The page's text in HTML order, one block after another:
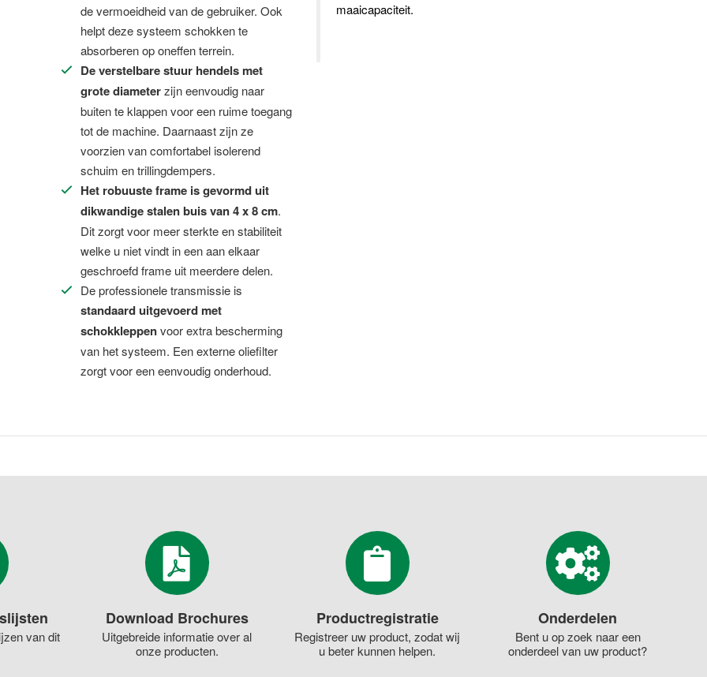
de vermoeidheid van de gebruiker. Ook
helpt deze systeem schokken te
absorberen op oneffen terrein.
De verstelbare stuur hendels met
grote diameterzijn eenvoudig naar
buiten te klappen voor een ruime toegang
tot de machine. Daarnaast zijn ze
voorzien van comfortabel isolerend
schuim en trillingdempers.
Het robuuste frame is gevormd uit
dikwandige stalen buis van 4 x 8 cm.
Dit zorgt voor meer sterkte en stabiliteit
welke u niet vindt in een aan elkaar
geschroefd frame uit meerdere delen.
De professionele transmissie is
standaard uitgevoerd met
schokkleppenvoor extra bescherming
van het systeem. Een externe oliefilter
zorgt voor een eenvoudig onderhoud.
maaicapaciteit.
van dit
Download Brochures
Uitgebreide informatie over al
onze producten.
Productregistratie
Registreer uw product, zodat wij
u beter kunnen helpen.
Onderdelen
Bent u op zoek naar een
onderdeel van uw product?